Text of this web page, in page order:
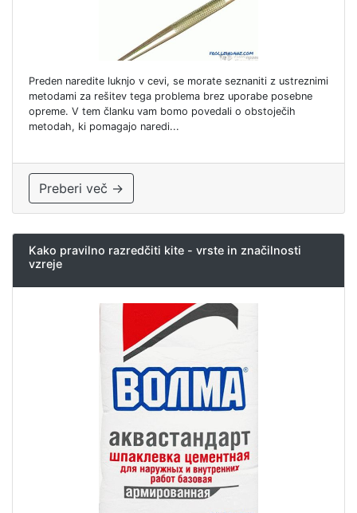
Preden naredite luknjo v cevi, se morate seznaniti z ustreznimi
metodami za rešitev tega problema brez uporabe posebne
opreme. V tem članku vam bomo povedali o obstoječih
metodah, ki pomagajo naredi...
Preberi več →
Kako pravilno razredčiti kite - vrste in značilnosti
vzreje